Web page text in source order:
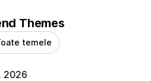
Themes
temele
2026